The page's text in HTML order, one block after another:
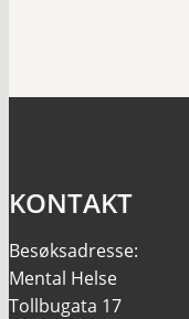
KONTAKT
Besøksadresse:
Mental Helse
Tollbugata 17